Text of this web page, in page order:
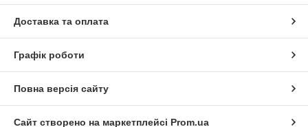
Доставка та оплата
Графік роботи
Повна версія сайту
Сайт створено на маркетплейсі Prom.ua